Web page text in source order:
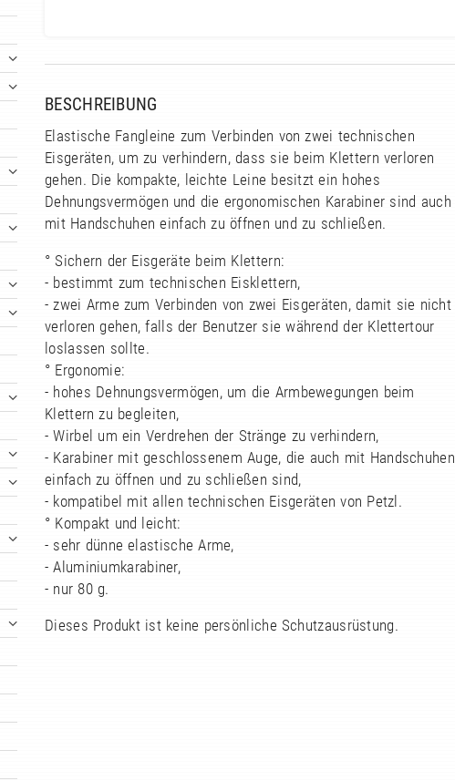
BESCHREIBUNG
Elastische Fangleine zum Verbinden von zwei technischen
Eisgeräten, um zu verhindern, dass sie beim Klettern verloren
gehen. Die kompakte, leichte Leine besitzt ein hohes
Dehnungsvermögen und die ergonomischen Karabiner sind auch
mit Handschuhen einfach zu öffnen und zu schließen.
° Sichern der Eisgeräte beim Klettern:
- bestimmt zum technischen Eisklettern,
- zwei Arme zum Verbinden von zwei Eisgeräten, damit sie nicht
verloren gehen, falls der Benutzer sie während der Klettertour
loslassen sollte.
° Ergonomie:
- hohes Dehnungsvermögen, um die Armbewegungen beim
Klettern zu begleiten,
- Wirbel um ein Verdrehen der Stränge zu verhindern,
- Karabiner mit geschlossenem Auge, die auch mit Handschuhen
einfach zu öffnen und zu schließen sind,
- kompatibel mit allen technischen Eisgeräten von Petzl.
° Kompakt und leicht:
- sehr dünne elastische Arme,
- Aluminiumkarabiner,
- nur 80 g.
Dieses Produkt ist keine persönliche Schutzausrüstung.